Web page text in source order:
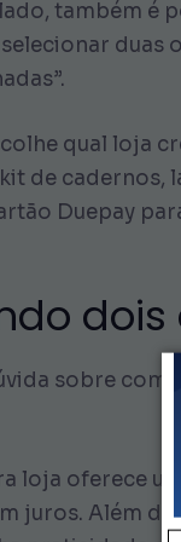
também é
duas
qual loja
de cadernos,
Duepay
sobre
loja oferece
juros. Além